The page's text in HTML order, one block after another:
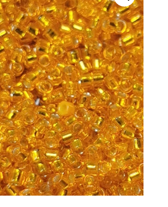
2017
QUE ES LA
MOSTACILLA?
2017
NUESTROS
CURSOS